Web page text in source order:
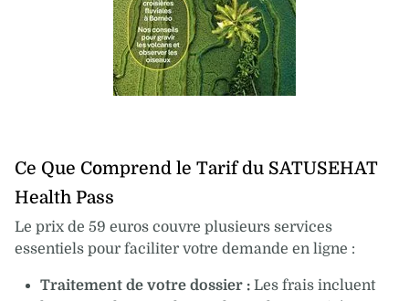
Ce Que Comprend le Tarif du SATUSEHAT
Health Pass
Le prix de 59 euros couvre plusieurs services
essentiels pour faciliter votre demande en ligne :
Traitement de votre dossier : Les frais incluent